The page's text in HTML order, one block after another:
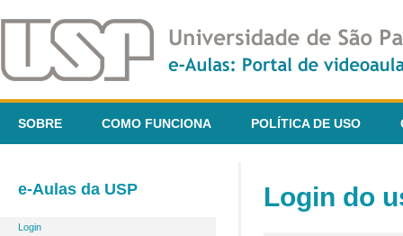
SOBRE COMO FUNCIONA POLÍTICA DE USO
e-Aulas da USP
Login
Login do